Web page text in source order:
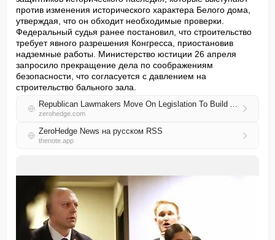
против изменения исторического характера Белого дома,
утверждая, что он обходит необходимые проверки.
Федеральный судья ранее постановил, что строительство
требует явного разрешения Конгресса, приостановив
надземные работы. Министерство юстиции 26 апреля
запросило прекращение дела по соображениям
безопасности, что согласуется с давлением на
строительство бального зала.
Republican Lawmakers Move On Legislation To Build And Fund Trump's $400 Million Ballroom
zerohedge.com
ZeroHedge News на русском RSS
thenote.app